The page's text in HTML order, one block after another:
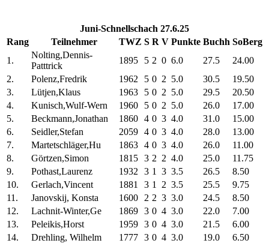
Juni-Schnellschach 27.6.25
Rang
Teilnehmer TWZ S R V Punkte Buchh SoBerg
1.
Nolting,Dennis-
Patttrick
1895 5 2 0 6.0 27.5
24.00
2.
Polenz,Fredrik 1962 5 0 2 5.0 30.5
19.50
3.
Lütjen,Klaus 1963 5 0 2 5.0 29.5
20.50
4.
Kunisch,Wulf-Wern 1960 5 0 2 5.0 26.0
17.00
5.
Beckmann,Jonathan 1860 4 0 3 4.0 31.0
15.00
6.
Seidler,Stefan 2059 4 0 3 4.0 28.0
13.00
7.
Martetschläger,Hu 1863 4 0 3 4.0 26.0
11.00
8.
Görtzen,Simon 1815 3 2 2 4.0 25.0
11.75
9.
Pothast,Laurenz 1932 3 1 3 3.5 26.5
8.50
10.
Gerlach,Vincent 1881 3 1 2 3.5 25.5
9.75
11.
Janovskij, Konsta 1600 2 2 3 3.0 24.5
8.50
12.
Lachnit-Winter,Ge 1869 3 0 4 3.0 22.0
7.00
13.
Peleikis,Horst 1959 3 0 4 3.0 21.5
6.00
14.
Drehling, Wilhelm 1777 3 0 4 3.0 19.0
6.50